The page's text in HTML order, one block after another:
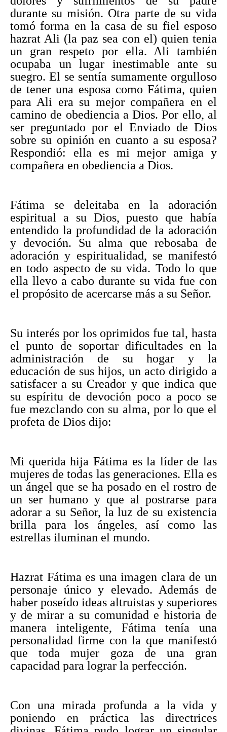
durante su misión. Otra parte de su vida
tomó forma en la casa de su fiel esposo
hazrat Ali (la paz sea con el) quien tenia
un gran respeto por ella. Ali también
ocupaba un lugar inestimable ante su
suegro. El se sentía sumamente orgulloso
de tener una esposa como Fátima, quien
para Ali era su mejor compañera en el
camino de obediencia a Dios. Por ello, al
ser preguntado por el Enviado de Dios
sobre su opinión en cuanto a su esposa?
Respondió: ella es mi mejor amiga y
compañera en obediencia a Dios.
Fátima se deleitaba en la adoración
espiritual a su Dios, puesto que había
entendido la profundidad de la adoración
y devoción. Su alma que rebosaba de
adoración y espiritualidad, se manifestó
en todo aspecto de su vida. Todo lo que
ella llevo a cabo durante su vida fue con
el propósito de acercarse más a su Señor.
Su interés por los oprimidos fue tal, hasta
el punto de soportar dificultades en la
administración de su hogar y la
educación de sus hijos, un acto dirigido a
satisfacer a su Creador y que indica que
su espíritu de devoción poco a poco se
fue mezclando con su alma, por lo que el
profeta de Dios dijo:
Mi querida hija Fátima es la líder de las
mujeres de todas las generaciones. Ella es
un ángel que se ha posado en el rostro de
un ser humano y que al postrarse para
adorar a su Señor, la luz de su existencia
brilla para los ángeles, así como las
estrellas iluminan el mundo.
Hazrat Fátima es una imagen clara de un
personaje único y elevado. Además de
haber poseído ideas altruistas y superiores
y de mirar a su comunidad e historia de
manera inteligente, Fátima tenía una
personalidad firme con la que manifestó
que toda mujer goza de una gran
capacidad para lograr la perfección.
Con una mirada profunda a la vida y
poniendo en práctica las directrices